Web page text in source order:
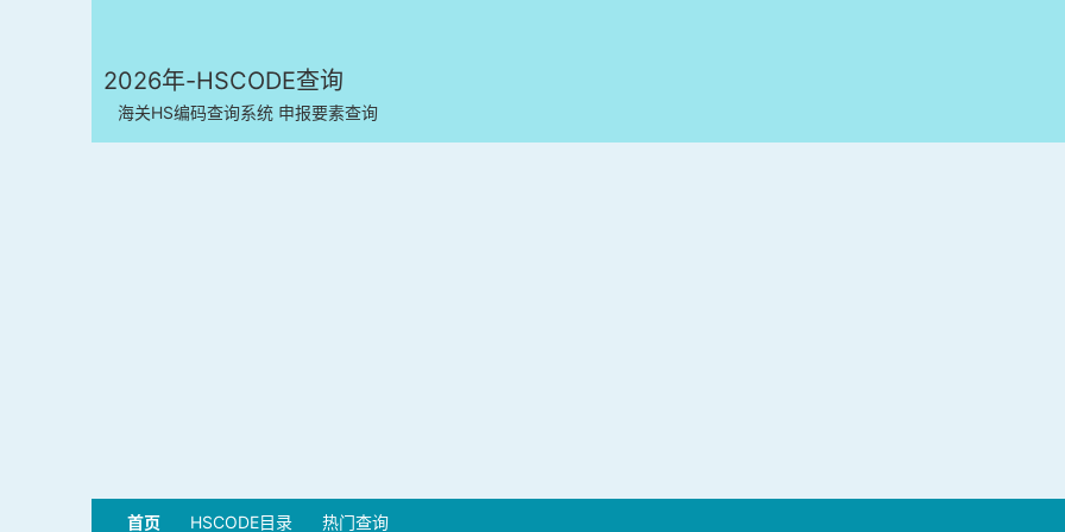
2026年-HSCODE查询
海关HS编码查询系统 申报要素查询
首页 HSCODE目录 热门查询